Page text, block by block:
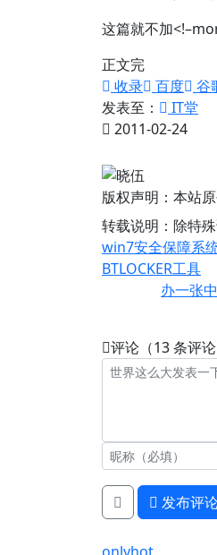
这篇就不加
正文完
收录
百度
谷
发表至：
IT堂
2011-02-24
版权声明： 本站
转载说明： 除特
win7安全保障系
BTLOCKER工具
办一张
评论（13 条评论
发布评